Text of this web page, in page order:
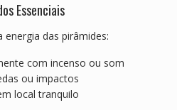
Essenciais
energia das pirâmides:
com incenso ou som
ou impactos
local tranquilo